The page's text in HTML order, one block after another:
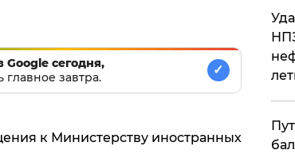
Google сегодня,
главное завтра.
✓
к Министерству иностранных